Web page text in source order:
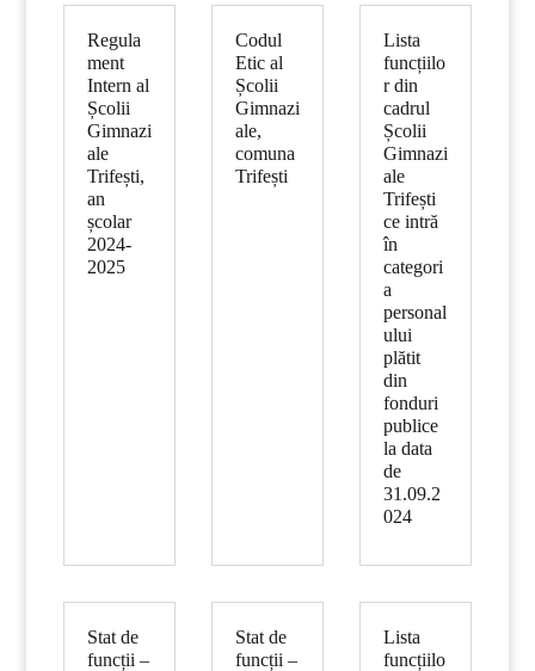
Regula
ment
Intern al
Școlii
Gimnazi
ale
Trifești,
an
școlar
2024-
2025
Codul
Etic al
Școlii
Gimnazi
ale,
comuna
Trifești
Lista
funcțiilo
r din
cadrul
Școlii
Gimnazi
ale
Trifești
ce intră
în
categori
a
personal
ului
plătit
din
fonduri
publice
la data
de
31.09.2
024
Stat de
funcții –
Stat de
funcții –
Lista
funcțiilo